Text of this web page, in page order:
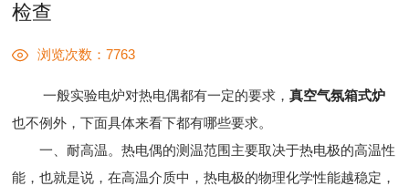
检查
浏览次数：7763
一般实验电炉对热电偶都有一定的要求，真空气氛箱式炉
也不例外，下面具体来看下都有哪些要求。
一、耐高温。热电偶的测温范围主要取决于热电极的高温性
能，也就是说，在高温介质中，热电极的物理化学性能越稳定，